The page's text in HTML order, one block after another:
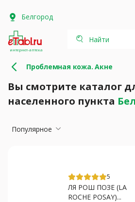
Белгород
интернет-аптека
Найти
Проблемная кожа. Акне
Вы смотрите каталог
населенного пункта
Популярное
5
ЛЯ РОШ ПОЗЕ (LA
ROCHE POSAY)...